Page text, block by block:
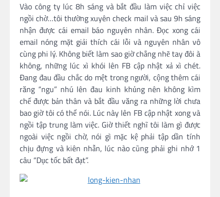
Vào công ty lúc 8h sáng và bắt đầu làm việc chỉ việc
ngồi chờ…tôi thường xuyên check mail và sau 9h sáng
nhận được cái email báo nguyên nhân. Đọc xong cái
email nóng mặt giải thích cái lỗi và nguyên nhân vô
cùng phi lý. Không biết làm sao giờ chẳng nhẽ tay đôi à
không, những lúc xì khói lên FB cập nhật xả xì chét.
Đang đau đầu chắc do mệt trong người, cộng thêm cái
răng “ngu” nhú lên đau kinh khủng nên không kìm
chế được bản thân và bắt đầu văng ra những lời chưa
bao giờ tôi có thể nói. Lúc này lên FB cập nhật xong và
ngồi tập trung làm việc. Giờ thiết nghĩ tôi làm gì được
ngoài việc ngồi chờ, nói gì mặc kệ phải tập dần tính
chịu đựng và kiên nhẫn, lúc nào cũng phải ghi nhớ 1
câu “Dục tốc bất đạt”.